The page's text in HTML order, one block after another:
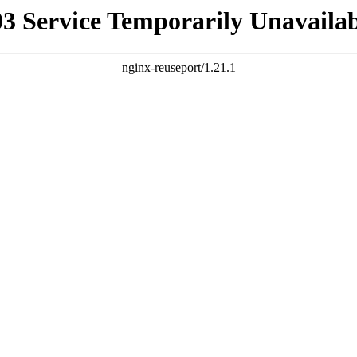
Service Temporarily
nginx-reuseport/1.21.1